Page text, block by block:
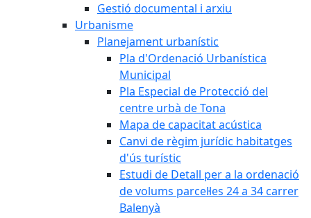
Gestió documental i arxiu
Urbanisme
Planejament urbanístic
Pla d'Ordenació Urbanística
Municipal
Pla Especial de Protecció del
centre urbà de Tona
Mapa de capacitat acústica
Canvi de règim jurídic habitatges
d'ús turístic
Estudi de Detall per a la ordenació
de volums parcel·les 24 a 34 carrer
Balenyà